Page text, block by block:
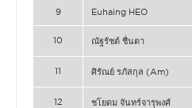
9 Euhaing HEO
10 ณัฐรัชต์ ชื่นตา
11 ศิรัณย์ รภัสกุล (Am)
12 ชโยดม จันทร์จารุพงศ์